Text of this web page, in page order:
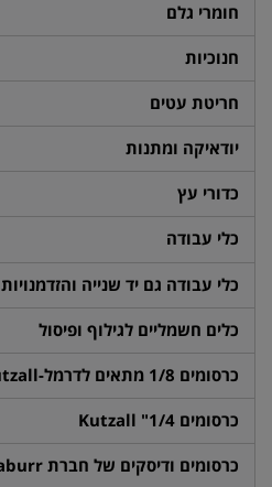
חומרי גלם
חנוכיות
חריטת עטים
יודאיקה ומתנות
כדורי עץ
כלי עבודה
כלי עבודה גם יד שנייה והזדמנויות
כלים חשמליים לגילוף ופיסול
כרסומים 1/8 מתאים לדרמל-Kutzall
כרסומים 1/4" Kutzall
כרסומים ודיסקים של חברת Saburr-ארה"ב